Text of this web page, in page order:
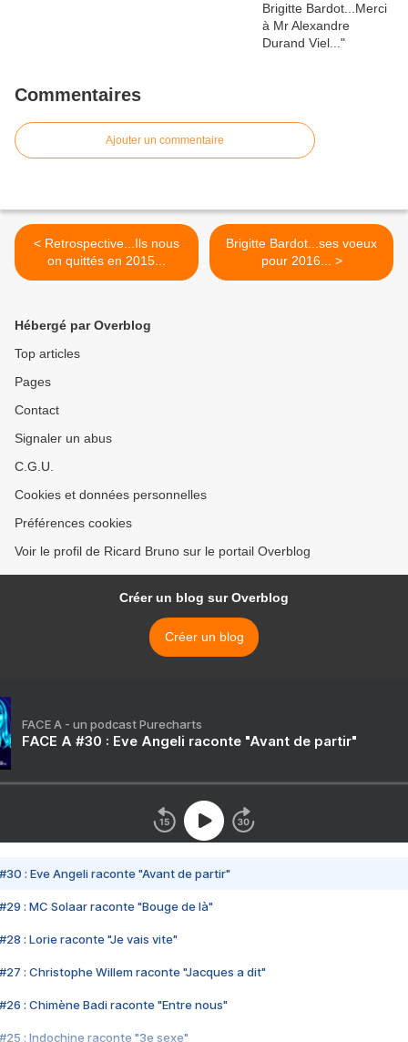
Commentaires
Ajouter un commentaire
< Retrospective...Ils nous
on quittés en 2015...
Brigitte Bardot...ses voeux
pour 2016... >
Hébergé par Overblog
Top articles
Pages
Contact
Signaler un abus
C.G.U.
Cookies et données personnelles
Préférences cookies
Voir le profil de Ricard Bruno sur le portail Overblog
Créer un blog sur Overblog
Créer un blog
FACE A - un podcast Purecharts
FACE A #30 : Eve Angeli raconte "Avant de partir"
#30 : Eve Angeli raconte "Avant de partir"
#29 : MC Solaar raconte "Bouge de là"
#28 : Lorie raconte "Je vais vite"
#27 : Christophe Willem raconte "Jacques a dit"
#26 : Chimène Badi raconte "Entre nous"
#25 : Indochine raconte "3e sexe"